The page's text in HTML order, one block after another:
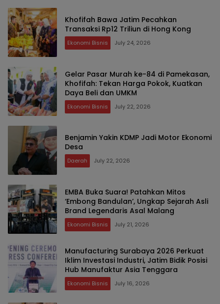
Khofifah Bawa Jatim Pecahkan
Transaksi Rp12 Triliun di Hong Kong
Ekonomi Bisnis July 24, 2026
Gelar Pasar Murah ke-84 di Pamekasan,
Khofifah: Tekan Harga Pokok, Kuatkan
Daya Beli dan UMKM
Ekonomi Bisnis July 22, 2026
Benjamin Yakin KDMP Jadi Motor Ekonomi
Desa
Daerah July 22, 2026
EMBA Buka Suara! Patahkan Mitos
‘Embong Bandulan’, Ungkap Sejarah Asli
Brand Legendaris Asal Malang
Ekonomi Bisnis July 21, 2026
Manufacturing Surabaya 2026 Perkuat
Iklim Investasi Industri, Jatim Bidik Posisi
Hub Manufaktur Asia Tenggara
Ekonomi Bisnis July 16, 2026